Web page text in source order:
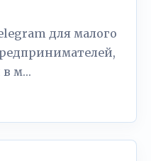
для малого
в м…